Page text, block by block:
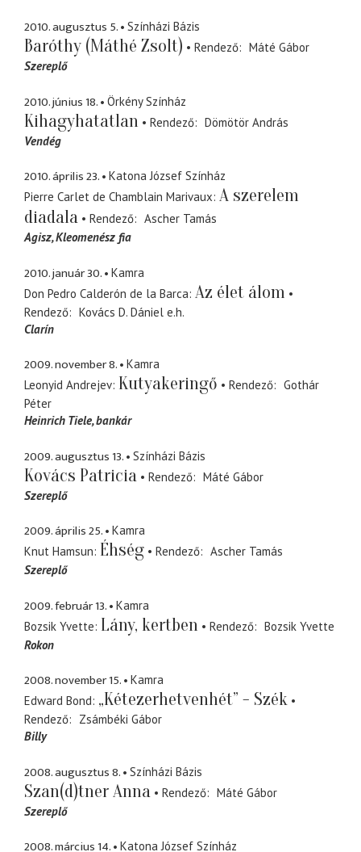
2010. augusztus 5. Színházi Bázis
Baróthy (Máthé Zsolt) Rendező
Máté Gábor
Szereplő
2010. június 18. Örkény Színház
Kihagyhatatlan Rendező
Dömötör András
Vendég
2010. április 23.
Katona József Színház
Pierre Carlet de Chamblain Marivaux A szerelem
diadala
Rendező
Ascher Tamás
Agisz Kleomenész fia
2010. január 30.
Kamra
Don Pedro Calderón de la Barca Az élet álom
Rendező Kovács D. Dániel e.h.
Clarín
2009. november 8.
Kamra
Leonyid Andrejev Kutyakeringő Rendező
Gothár
Péter
Heinrich Tiele bankár
2009. augusztus 13. Színházi Bázis
Kovács Patricia Rendező
Máté Gábor
Szereplő
2009. április 25.
Kamra
Knut Hamsun Éhség Rendező
Ascher Tamás
Szereplő
2009. február 13.
Kamra
Bozsik Yvette Lány, kertben Rendező
Bozsik Yvette
Rokon
2008. november 15.
Kamra
Edward Bond „Kétezerhetvenhét” - Szék
Rendező
Zsámbéki Gábor
Billy
2008. augusztus 8. Színházi Bázis
Szan(d)tner Anna Rendező
Máté Gábor
Szereplő
2008. március 14. Katona József Színház